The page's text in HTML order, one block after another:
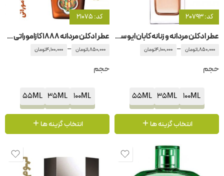
کد: 20793
عطر ادکلن مردانه و زنانه کابان ایو سن لورن – ایفسن لورن
1,850,000تومان –
4,100,000تومان
حجم
100ML
35ML
55ML
انتخاب گزینه ها
کد: 21075
عطر ادکلن مردانه 1888 کازاموراتی زرجوف-زرژف
1,850,000تومان –
4,100,000تومان
حجم
100ML
35ML
55ML
انتخاب گزینه ها